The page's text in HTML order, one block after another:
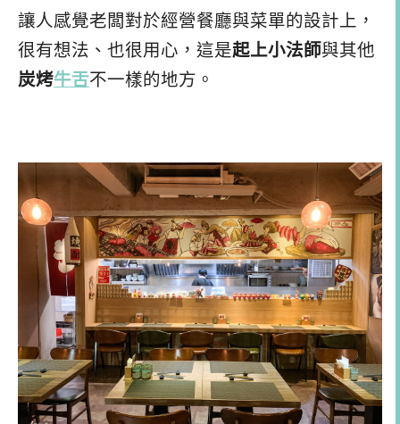
讓人感覺老闆對於經營餐廳與菜單的設計上，
很有想法、也很用心，這是起上小法師與其他
炭烤牛舌不一樣的地方。